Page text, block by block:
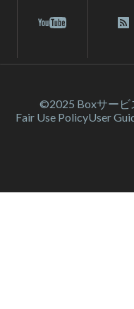
©2025 Boxサービ
Fair Use PolicyUser